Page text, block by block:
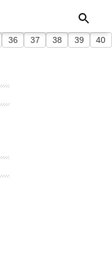
36 37 38 39 40